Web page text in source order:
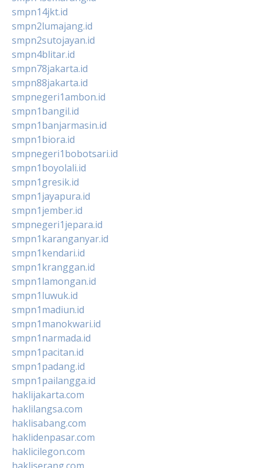
smpn14jkt.id
smpn2lumajang.id
smpn2sutojayan.id
smpn4blitar.id
smpn78jakarta.id
smpn88jakarta.id
smpnegeri1ambon.id
smpn1bangil.id
smpn1banjarmasin.id
smpn1biora.id
smpnegeri1bobotsari.id
smpn1boyolali.id
smpn1gresik.id
smpn1jayapura.id
smpn1jember.id
smpnegeri1jepara.id
smpn1karanganyar.id
smpn1kendari.id
smpn1kranggan.id
smpn1lamongan.id
smpn1luwuk.id
smpn1madiun.id
smpn1manokwari.id
smpn1narmada.id
smpn1pacitan.id
smpn1padang.id
smpn1pailangga.id
haklijakarta.com
haklilangsa.com
haklisabang.com
haklidenpasar.com
haklicilegon.com
hakliserang.com